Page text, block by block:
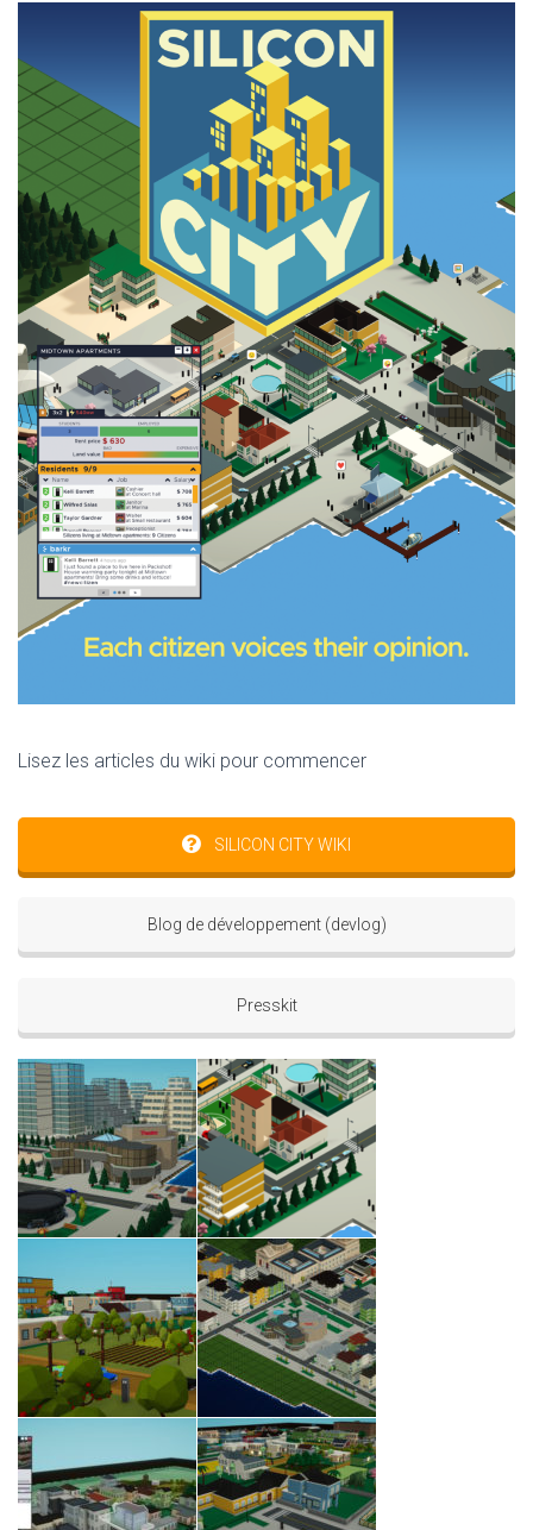
Lisez les articles du wiki pour commencer
SILICON CITY WIKI
Blog de développement (devlog)
Presskit